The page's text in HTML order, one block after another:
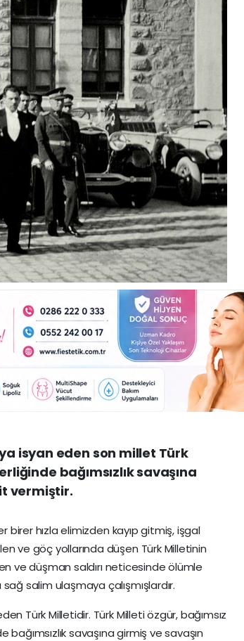
isyan eden son millet Türk
bağımsızlık savaşına
vermiştir.
birer hızla elimizden kayıp gitmiş, işgal
ve göç yollarında düşen Türk Milletinin
ve düşman saldırı neticesinde ölümle
salim ulaşmaya çalışmışlardır.
Türk Milletidir. Türk Milleti özgür, bağımsız
savaşına girmiş ve savaşın